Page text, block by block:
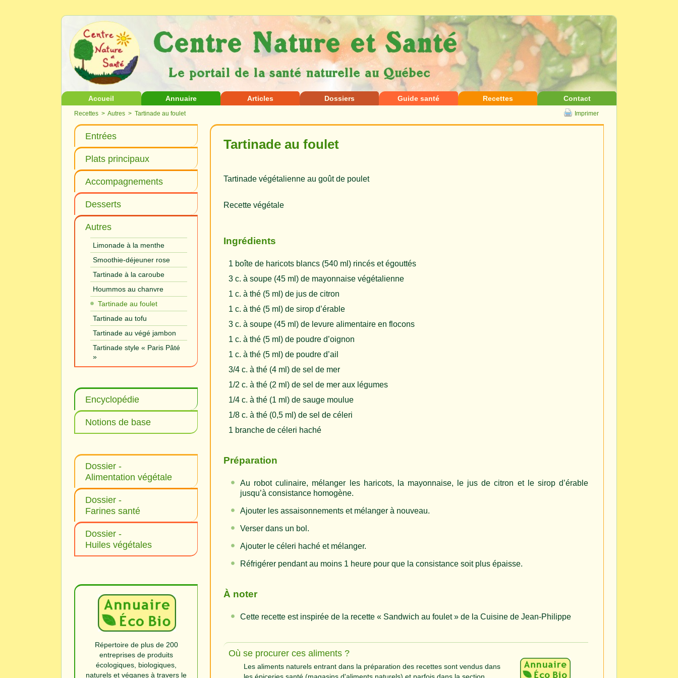
Accueil Annuaire Articles Dossiers Guide santé Recettes Contact
Recettes > Autres > Tartinade au foulet Imprimer
Entrées
Plats principaux
Accompagnements
Desserts
Autres
Limonade à la menthe
Smoothie-déjeuner rose
Tartinade à la caroube
Hoummos au chanvre
Tartinade au foulet
Tartinade au tofu
Tartinade au végé jambon
Tartinade style « Paris Pâté
»
Encyclopédie
Notions de base
Dossier -
Alimentation végétale
Dossier -
Farines santé
Dossier -
Huiles végétales
Répertoire de plus de 200
entreprises de produits
écologiques, biologiques,
naturels et véganes à travers le
Tartinade au foulet
Tartinade végétalienne au goût de poulet
Recette végétale
Ingrédients
1 boîte de haricots blancs (540 ml) rincés et égouttés
3 c. à soupe (45 ml) de mayonnaise végétalienne
1 c. à thé (5 ml) de jus de citron
1 c. à thé (5 ml) de sirop d’érable
3 c. à soupe (45 ml) de levure alimentaire en flocons
1 c. à thé (5 ml) de poudre d’oignon
1 c. à thé (5 ml) de poudre d’ail
3/4 c. à thé (4 ml) de sel de mer
1/2 c. à thé (2 ml) de sel de mer aux légumes
1/4 c. à thé (1 ml) de sauge moulue
1/8 c. à thé (0,5 ml) de sel de céleri
1 branche de céleri haché
Préparation
Au robot culinaire, mélanger les haricots, la mayonnaise, le jus de citron et le sirop d’érable
jusqu’à consistance homogène.
Ajouter les assaisonnements et mélanger à nouveau.
Verser dans un bol.
Ajouter le céleri haché et mélanger.
Réfrigérer pendant au moins 1 heure pour que la consistance soit plus épaisse.
À noter
Cette recette est inspirée de la recette « Sandwich au foulet » de la Cuisine de Jean-Philippe
Où se procurer ces aliments ?
Les aliments naturels entrant dans la préparation des recettes sont vendus dans